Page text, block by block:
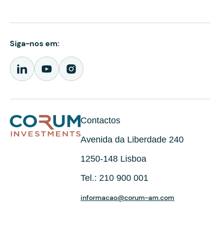
Siga-nos em:
Contactos
Avenida da Liberdade 240
1250-148 Lisboa
Tel.: 210 900 001
informacao@corum-am.com